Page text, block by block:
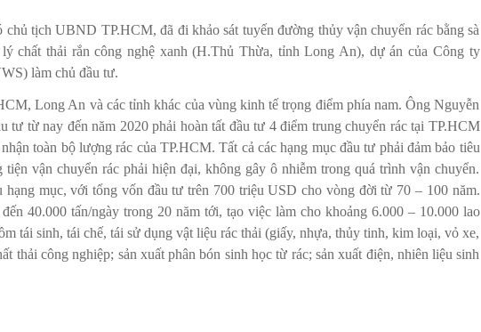
tịch UBND TP.HCM, đã đi khảo sát tuyến đường thủy vận chuyển rác bằng sà
chất thải rắn công nghệ xanh (H.Thủ Thừa, tỉnh Long An), dự án của Công ty
làm chủ đầu tư.
Long An và các tỉnh khác của vùng kinh tế trọng điểm phía nam. Ông Nguyễn
tư từ nay đến năm 2020 phải hoàn tất đầu tư 4 điểm trung chuyển rác tại TP.HCM
toàn bộ lượng rác của TP.HCM. Tất cả các hạng mục đầu tư phải đảm bảo tiêu
vận chuyển rác phải hiện đại, không gây ô nhiễm trong quá trình vận chuyển.
mục, với tổng vốn đầu tư trên 700 triệu USD cho vòng đời từ 70 – 100 năm.
40.000 tấn/ngày trong 20 năm tới, tạo việc làm cho khoảng 6.000 – 10.000 lao
tái sinh, tái chế, tái sử dụng vật liệu rác thải (giấy, nhựa, thủy tinh, kim loại, vỏ xe,
công nghiệp; sản xuất phân bón sinh học từ rác; sản xuất điện, nhiên liệu sinh